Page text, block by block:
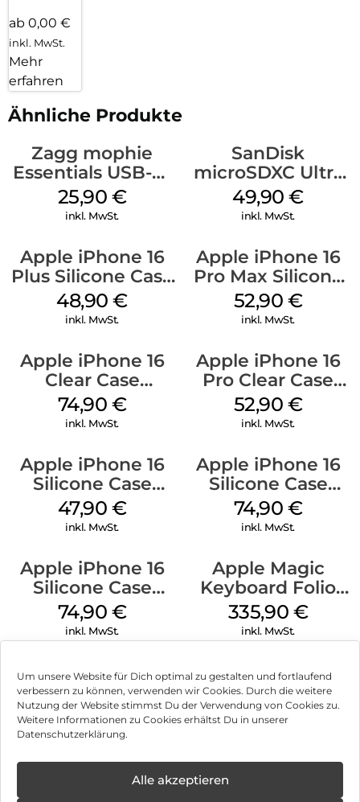
Um unsere Website für Dich optimal zu gestalten und fortlaufend
verbessern zu können, verwenden wir Cookies. Durch die weitere
Nutzung der Website stimmst Du der Verwendung von Cookies zu.
Weitere Informationen zu Cookies erhältst Du in unserer
Datenschutzerklärung.
Alle akzeptieren
ab 0,00 €
inkl. MwSt.
Mehr
erfahren
Ähnliche Produkte
Zagg mophie
Essentials USB-C-
20W Charger PD
Weiß
25,90 €
inkl. MwSt.
SanDisk
microSDXC Ultra
128 GB + Adapter
Mobile
49,90€
inkl. MwSt.
Apple iPhone 16
Plus Silicone Case
MagSafe Denim
48,90€
inkl. MwSt.
Apple iPhone 16
Pro Max Silicone
Case MagSafe
Ultramarine
52,90 €
inkl. MwSt.
Apple iPhone 16
Clear Case
MagSafe
Transparent
74,90 €
inkl. MwSt.
Apple iPhone 16
Pro Clear Case
MagSafe
Transparent
52,90 €
inkl. MwSt.
Apple iPhone 16
Silicone Case
MagSafe Fuchsia
47,90 €
inkl. MwSt.
Apple iPhone 16
Silicone Case
MagSafe Black
74,90 €
inkl. MwSt.
Apple iPhone 16
Silicone Case
MagSafe Lake
Green
74,90 €
inkl. MwSt.
Apple Magic
Keyboard Folio
iPad 10.9″ (10.Gen.)
Weiß
335,90 €
inkl. MwSt.
Impressum